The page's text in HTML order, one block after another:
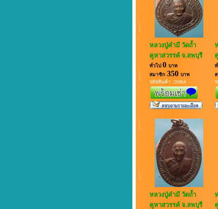
หลวงปู่คำมี วัดถ้ำ
คูหาสวรรค์ จ.ลพบุรี
ทั่วไป 0 บาท
สมาชิก 350 บาท
รหัสสินค้า :26964
หลวงปู่คำมี วัดถ้ำ
คูหาสวรรค์ จ.ลพบุรี